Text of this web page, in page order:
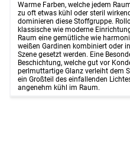
Warme Farben, welche jedem
zu oft etwas kühl oder steril
dominieren diese Stoffgruppe.
klassische wie moderne
Raum eine gemütliche wie
weißen Gardinen kombiniert oder
Szene gesetzt werden. Eine
Beschichtung, welche gut vor
perlmuttartige Glanz verleiht dem
ein Großteil des einfallenden
angenehm kühl im Raum.